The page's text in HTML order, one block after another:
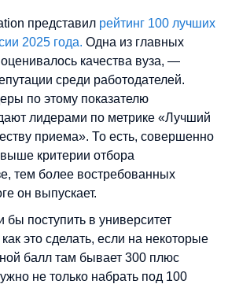
представил рейтинг 100 лучших
2025 года. Одна из главных
качества вуза, —
среди работодателей.
по этому показателю
лидерами по метрике «Лучший
приема». То есть, совершенно
критерии отбора
тем более востребованных
он выпускает.
бы поступить в университет
это сделать, если на некоторые
балл там бывает 300 плюс
не только набрать под 100